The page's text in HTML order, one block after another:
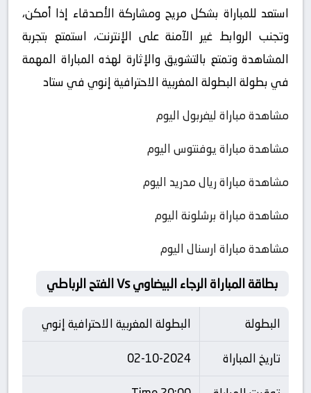
استعد للمباراة بشكل مريح ومشاركة الأصدقاء إذا أمكن،
وتجنب الروابط غير الآمنة على الإنترنت، استمتع بتجربة
المشاهدة وتمتع بالتشويق والإثارة لهذه المباراة المهمة
في بطولة البطولة المغربية الاحترافية إنوي في ستاد
مشاهدة مباراة ليفربول اليوم
مشاهدة مباراة يوفنتوس اليوم
مشاهدة مباراة ريال مدريد اليوم
مشاهدة مباراة برشلونة اليوم
مشاهدة مباراة ارسنال اليوم
بطاقة المباراة الرجاء البيضاوي Vs الفتح الرباطي
البطولة
البطولة المغربية الاحترافية إنوي
تاريخ المباراة
02-10-2024